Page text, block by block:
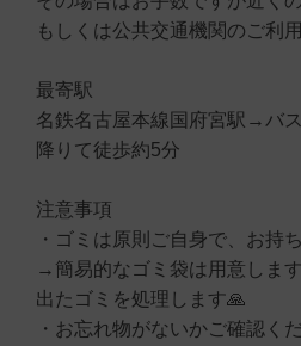
もしくは公共交通機関のご利
最寄駅
名鉄名古屋本線国府宮駅→バ
降りて徒歩約5分
注意事項
・ゴミは原則ご自身で、お持
→簡易的なゴミ袋は用意しま
出たゴミを処理します🙏
・お忘れ物がないかご確認くだ